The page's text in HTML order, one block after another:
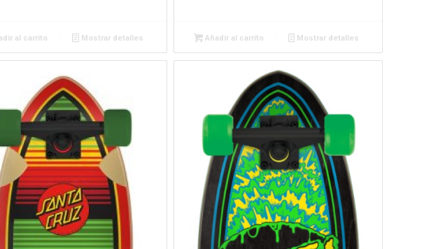
al carrito Mostrar detalles Añadir al carrito Mostrar detalles